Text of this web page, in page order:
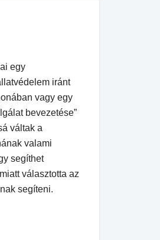
egy
iránt
vagy egy
bevezetése”
váltak a
valami
segíthet
választotta az
segíteni.